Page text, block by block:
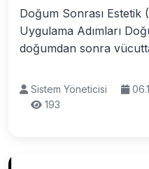
Doğum Sonrası
Uygulama Adımları
doğumdan sonra
Sistem Yöneticisi
193